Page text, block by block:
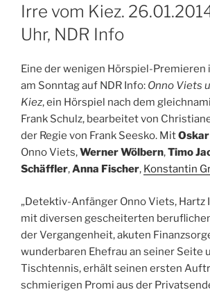
Irre vom Kiez.
Uhr, NDR Info
Eine der wenigen Hörspiel-Premieren
am Sonntag auf NDR Info: Onno Viets
Kiez, ein Hörspiel nach dem
Frank Schulz, bearbeitet von
der Regie von Frank Seesko. Mit
Onno Viets,Werner Wölbern,Timo
Schäffler,Anna Fischer, Konstantin
„Detektiv-Anfänger Onno Viets, Hartz
mit diversen gescheiterten
der Vergangenheit, akuten
wunderbaren Ehefrau an seiner Seite
Tischtennis, erhält seinen ersten
schmierigen Promi aus der